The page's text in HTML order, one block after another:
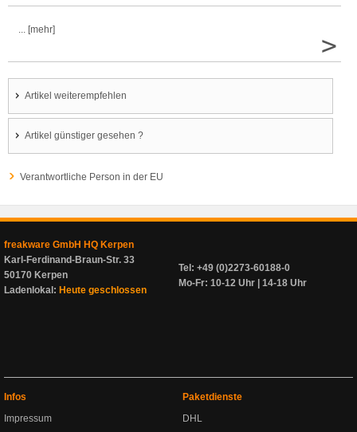
... [mehr]
>
Artikel weiterempfehlen
Artikel günstiger gesehen ?
Verantwortliche Person in der EU
freakware GmbH HQ Kerpen
Karl-Ferdinand-Braun-Str. 33
50170 Kerpen
Ladenlokal: Heute geschlossen
Tel: +49 (0)2273-60188-0
Mo-Fr: 10-12 Uhr | 14-18 Uhr
Infos
Impressum
Paketdienste
DHL